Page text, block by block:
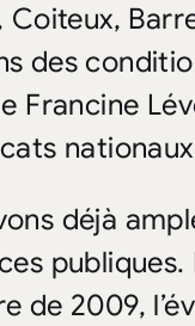
Coiteux,
des
Francine
déjà
publiques.
de 2009,